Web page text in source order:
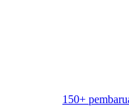
150+